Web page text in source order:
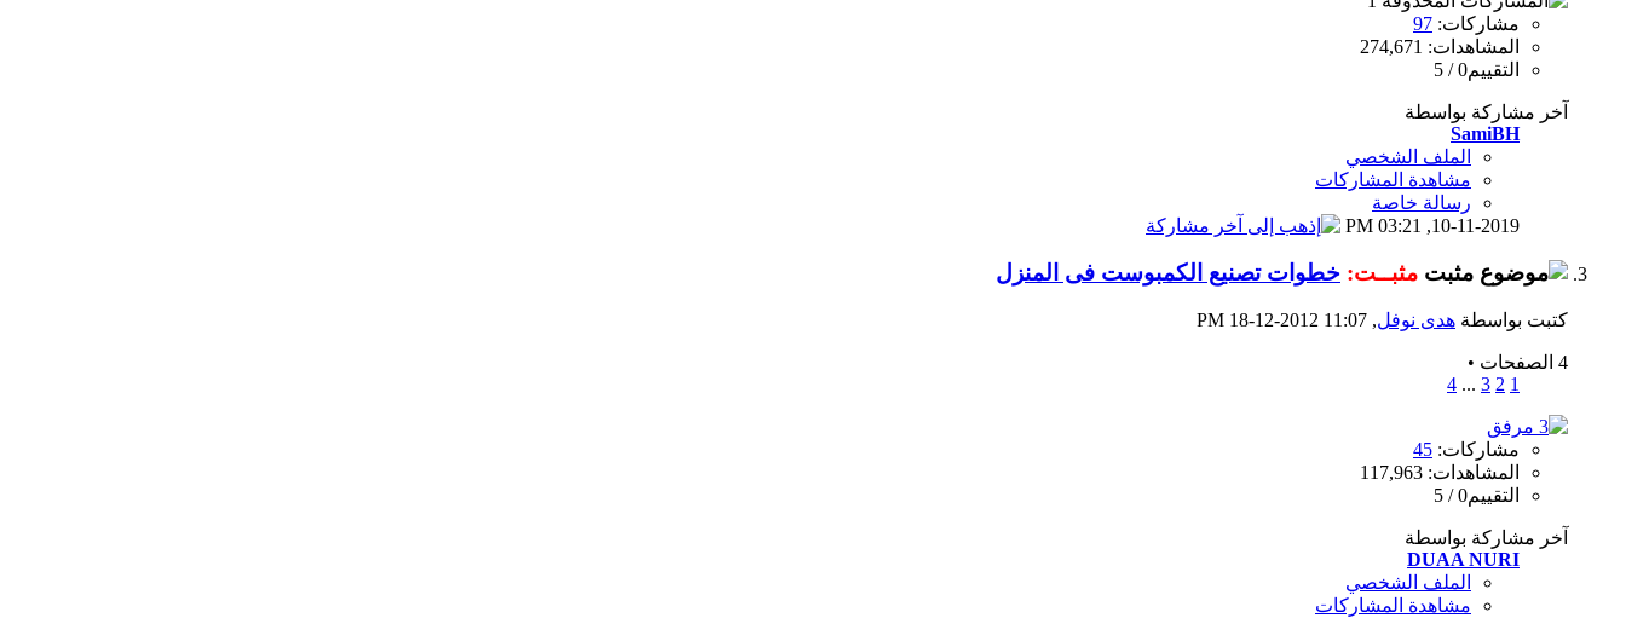
مشاركات: 97
المشاهدات: 274,671
التقييم0 / 5
آخر مشاركة بواسطة
SamiBH
الملف الشخصي
مشاهدة المشاركات
رسالة خاصة
10-11-2019,
03:21 PM
مثبــت: خطوات تصنيع الكمبوست فى المنزل
كتبت بواسطة هدى نوفل‏, 18-12-2012 11:07 PM
4 الصفحات
•
1
2
3
...
4
مشاركات: 45
المشاهدات: 117,963
التقييم0 / 5
آخر مشاركة بواسطة
DUAA NURI
الملف الشخصي
مشاهدة المشاركات